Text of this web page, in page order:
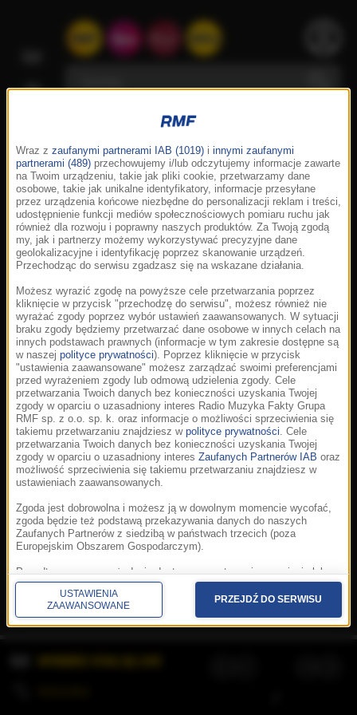
Korzystanie z portalu oznacza akceptację
Prywatność.Aplikacje.© 2026 Radio Muzyka
Fakty Grupa RMF sp. z o.o. sp. k.
Wraz z zaufanymi partnerami IAB (1019) i innymi zaufanymi
partnerami (489) przechowujemy i/lub odczytujemy informacje zawarte
na Twoim urządzeniu, takie jak pliki cookie, przetwarzamy dane
osobowe, takie jak unikalne identyfikatory, informacje przesyłane
przez urządzenia końcowe niezbędne do personalizacji reklam i treści,
udostępnienie funkcji mediów społecznościowych pomiaru ruchu jak
również dla rozwoju i poprawny naszych produktów. Za Twoją zgodą
my, jak i partnerzy możemy wykorzystywać precyzyjne dane
geolokalizacyjne i identyfikację poprzez skanowanie urządzeń.
Przechodząc do serwisu zgadzasz się na wskazane działania.
Możesz wyrazić zgodę na powyższe cele przetwarzania poprzez
kliknięcie w przycisk "przechodzę do serwisu", możesz również nie
wyrażać zgody poprzez wybór ustawień zaawansowanych. W sytuacji
braku zgody będziemy przetwarzać dane osobowe w innych celach na
innych podstawach prawnych (informacje w tym zakresie dostępne są
w naszej polityce prywatności). Poprzez kliknięcie w przycisk
"ustawienia zaawansowane" możesz zarządzać swoimi preferencjami
przed wyrażeniem zgody lub odmową udzielenia zgody. Cele
przetwarzania Twoich danych bez konieczności uzyskania Twojej
zgody w oparciu o uzasadniony interes Radio Muzyka Fakty Grupa
RMF sp. z o.o. sp. k. oraz informacje o możliwości sprzeciwienia się
takiemu przetwarzaniu znajdziesz w polityce prywatności. Cele
przetwarzania Twoich danych bez konieczności uzyskania Twojej
zgody w oparciu o uzasadniony interes Zaufanych Partnerów IAB oraz
możliwość sprzeciwienia się takiemu przetwarzaniu znajdziesz w
ustawieniach zaawansowanych.
Zgoda jest dobrowolna i możesz ją w dowolnym momencie wycofać,
zgoda będzie też podstawą przekazywania danych do naszych
Zaufanych Partnerów z siedzibą w państwach trzecich (poza
Europejskim Obszarem Gospodarczym).
Ponadto masz prawo żądania dostępu, sprostowania, usunięcia lub
ograniczenia przetwarzania danych, a także złożenia skargi do
Prezesa Urzędu Ochrony Danych Osobowych. W polityce prywatności
znajdziesz informacje jak wykonać swoje prawa. Szczegółowe
informacje na temat przetwarzania Twoich danych znajdują się w
USTAWIENIA
ZAAWANSOWANE
PRZEJDŹ DO SERWISU